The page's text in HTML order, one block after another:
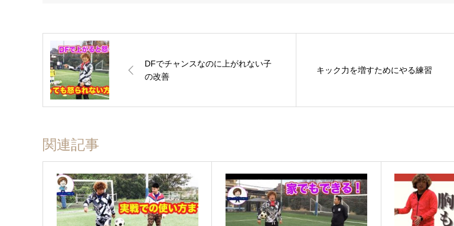
DFでチャンスなのに上がれない子
の改善
キック力を増すためにやる練習
関連記事